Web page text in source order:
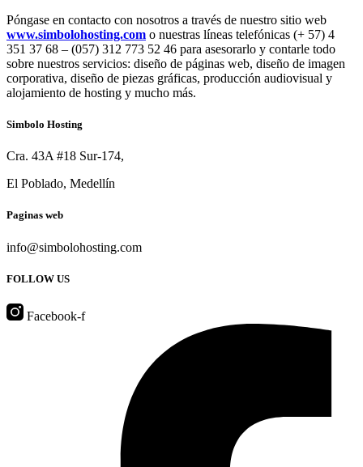
Póngase en contacto con nosotros a través de nuestro sitio web
www.simbolohosting.com o nuestras líneas telefónicas (+ 57) 4
351 37 68 – (057) 312 773 52 46 para asesorarlo y contarle todo
sobre nuestros servicios: diseño de páginas web, diseño de imagen
corporativa, diseño de piezas gráficas, producción audiovisual y
alojamiento de hosting y mucho más.
Simbolo Hosting
Cra. 43A #18 Sur-174,
El Poblado, Medellín
Paginas web
info@simbolohosting.com
FOLLOW US
Facebook-f